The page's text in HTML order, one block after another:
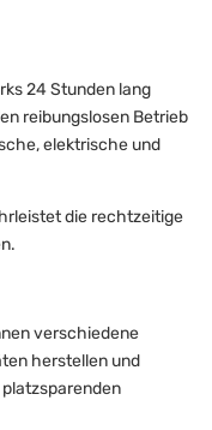
24 Stunden lang
reibungslosen Betrieb
elektrische und
die rechtzeitige
verschiedene
herstellen und